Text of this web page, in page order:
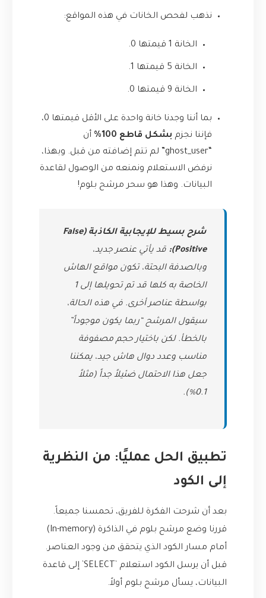
نذهب لفحص الخانات في هذه المواقع:
الخانة 1 قيمتها 0.
الخانة 5 قيمتها 1.
الخانة 9 قيمتها 0.
بما أننا وجدنا خانة واحدة على الأقل قيمتها 0،
فإننا نجزم بشكل قاطع 100%
أن
“ghost_user” لم تتم إضافته من قبل. وبهذا،
نرفض الاستعلام ونمنعه من الوصول لقاعدة
البيانات. وهذا هو سحر مرشح بلوم!
شرح بسيط للإيجابية الكاذبة (False
Positive):
قد يأتي عنصر جديد،
وبالصدفة البحتة، تكون مواقع الهاش
الخاصة به كلها قد تم تحويلها إلى 1
بواسطة عناصر أخرى. في هذه الحالة،
سيقول المرشح “ربما يكون موجوداً”
بالخطأ. لكن باختيار حجم مصفوفة
مناسب وعدد دوال هاش جيد، يمكننا
جعل هذا الاحتمال ضئيلاً جداً (مثلاً
0.1%).
تطبيق الحل عمليًا: من النظرية
إلى الكود
بعد أن شرحت الفكرة للفريق، تحمسنا جميعاً.
قررنا وضع مرشح بلوم في الذاكرة (In-memory)
أمام مسار الكود الذي يتحقق من وجود العناصر.
قبل أن يرسل الكود استعلام `SELECT` إلى قاعدة
البيانات، يسأل مرشح بلوم أولاً.